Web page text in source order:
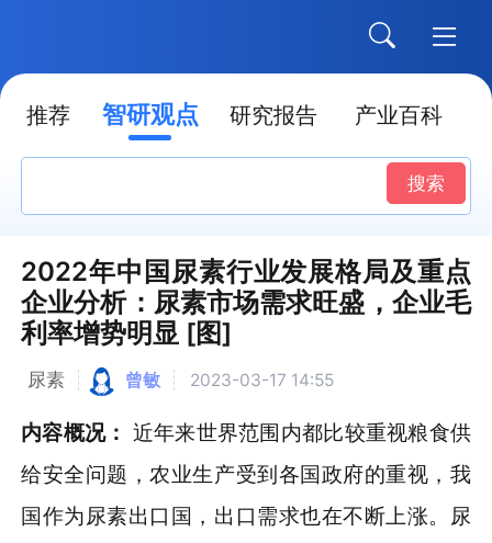
推荐 智研观点 研究报告 产业百科
搜索
2022年中国尿素行业发展格局及重点
企业分析：尿素市场需求旺盛，企业毛
利率增势明显 [图]
尿素 曾敏 2023-03-17 14:55
内容概况： 近年来世界范围内都比较重视粮食供
给安全问题，农业生产受到各国政府的重视，我
国作为尿素出口国，出口需求也在不断上涨。尿